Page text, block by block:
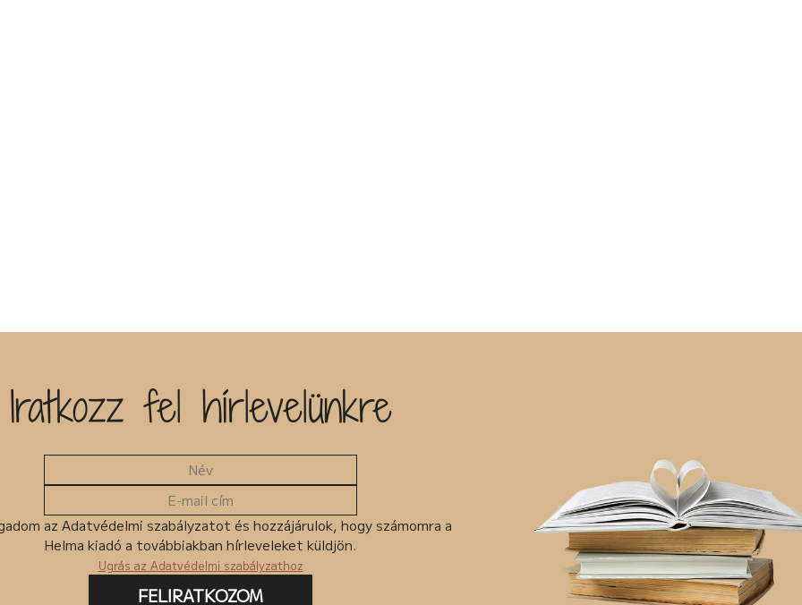
Iratkozz fel hírlevelünkre
az Adatvédelmi szabályzatot és hozzájárulok, hogy számomra a
Helma kiadó a továbbiakban hírleveleket küldjön.
Ugrás az Adatvédelmi szabályzathoz
FELIRATKOZOM